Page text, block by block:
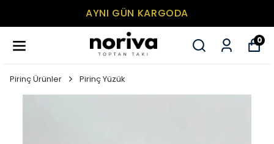
AYNI GÜN KARGODA
0
Pirinç Ürünler Pirinç Yüzük